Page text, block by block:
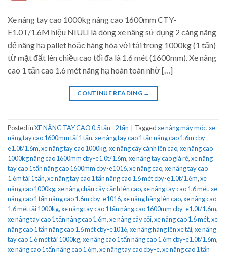
Xe nâng tay cao 1000kg nâng cao 1600mm CTY-
E1.0T/1.6M hiệu NIULI là dòng xe nâng sử dụng 2 càng nâng
để nâng hạ pallet hoặc hàng hóa với tải trọng 1000kg (1 tấn)
từ mặt đất lên chiều cao tối đa là 1.6 mét (1600mm). Xe nâng
cao 1 tấn cao 1.6 mét nâng hạ hoàn toàn nhờ […]
CONTINUE READING →
Posted inXE NÂNG TAY CAO 0.5 tấn - 2 tấn Taggedxe nâng máy móc,xe
nâng tay cao 1600mm tải 1 tấn,xe nâng tay cao 1 tấn nâng cao 1.6m cby-
e1.0t/1.6m,xe nâng tay cao 1000kg,xe nâng cây cảnh lên cao,xe nâng cao
1000kg nâng cao 1600mm cby-e1.0t/1.6m,xe nâng tay cao giá rẻ,xe nâng
tay cao 1 tấn nâng cao 1600mm cby-e1016,xe nâng cao,xe nâng tay cao
1.6m tải 1 tấn,xe nâng tay cao 1 tấn nâng cao 1.6 mét cby-e1.0t/1.6m,xe
nâng cao 1000kg,xe nâng chậu cây cảnh lên cao,xe nâng tay cao 1.6 mét,xe
nâng cao 1 tấn nâng cao 1.6m cby-e1016,xe nâng hàng lên cao,xe nâng cao
1.6 mét tải 1000kg,xe nâng tay cao 1 tấn nâng cao 1600mm cby-e1.0t/1.6m,
xe nâng tay cao 1 tấn nâng cao 1.6m,xe nâng cây cối,xe nâng cao 1.6 mét,xe
nâng cao 1 tấn nâng cao 1.6 mét cby-e1016,xe nâng hàng lên xe tải,xe nâng
tay cao 1.6 mét tải 1000kg,xe nâng cao 1 tấn nâng cao 1.6m cby-e1.0t/1.6m,
xe nâng cao 1 tấn nâng cao 1.6m,xe nâng tay cao cby-e,xe nâng cao 1 tấn